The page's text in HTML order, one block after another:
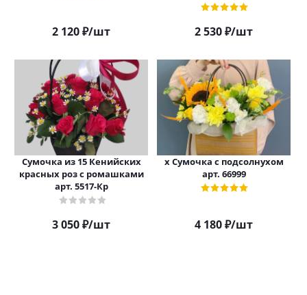
2 120₽/шт 2 530₽/шт
Сумочка из 15 Кенийских
красных роз с ромашками
арт. 5517-Кр
3 050₽/шт
х Сумочка с подсолнухом
арт. 66999
4 180₽/шт